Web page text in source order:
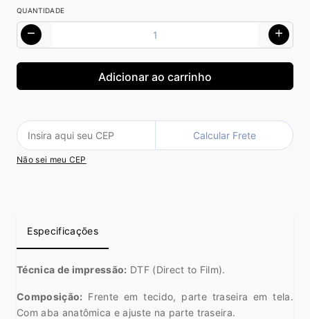
QUANTIDADE
Calcular Frete
Não sei meu CEP
Especificações
Técnica de impressão: DTF (Direct to Film).
Composição: Frente em tecido, parte traseira em tela.
Com aba anatômica e ajuste na parte traseira.